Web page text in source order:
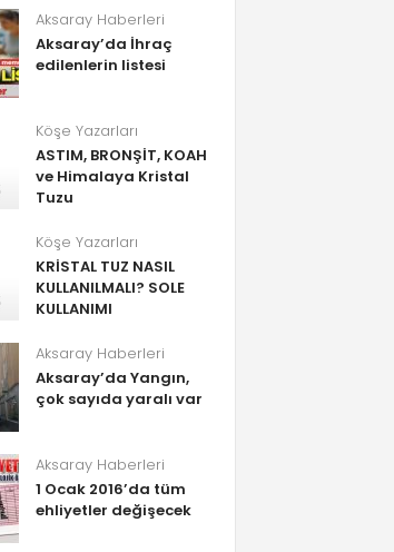
Aksaray Haberleri
Aksaray’da İhraç
edilenlerin listesi
Köşe Yazarları
ASTIM, BRONŞİT, KOAH
ve Himalaya Kristal
Tuzu
Köşe Yazarları
KRİSTAL TUZ NASIL
KULLANILMALI? SOLE
KULLANIMI
Aksaray Haberleri
Aksaray’da Yangın,
çok sayıda yaralı var
Aksaray Haberleri
1 Ocak 2016’da tüm
ehliyetler değişecek